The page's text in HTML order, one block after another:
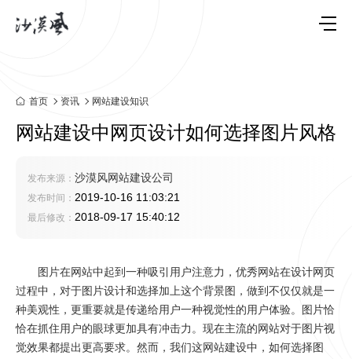
首页 资讯 网站建设知识
网站建设中网页设计如何选择图片风格
发布来源： 沙漠风网站建设公司
发布时间： 2019-10-16 11:03:21
最后修改： 2018-09-17 15:40:12
图片在网站中起到一种吸引用户注意力，优秀网站在设计网页
过程中，对于图片设计和选择加上这个背景图，做到不仅仅就是一
种美观性，更重要就是传递给用户一种视觉性的用户体验。图片恰
恰在抓住用户的眼球更加具有冲击力。现在主流的网站对于图片视
觉效果都提出更高要求。然而，我们这网站建设中，如何选择图